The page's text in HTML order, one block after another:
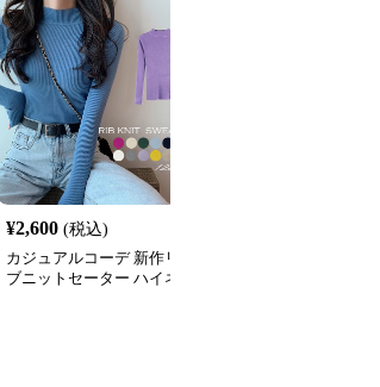
¥2,600 (税込)
カジュアルコーデ 新作リ
ブニットセーター ハイネ